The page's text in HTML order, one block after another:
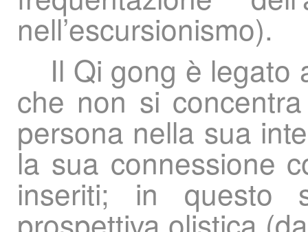
nell’escursionismo).
Il Qi gong è legato
che non si
persona nella sua
la sua connessione
inseriti; in questo
prospettiva olistica